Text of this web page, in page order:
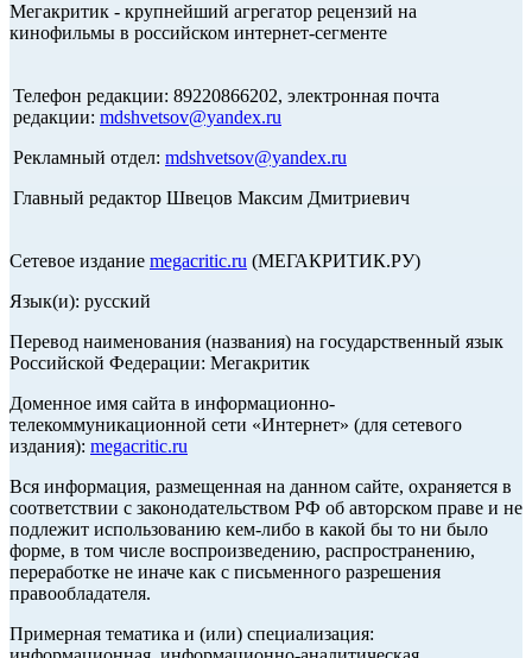
Мегакритик - крупнейший агрегатор рецензий на
кинофильмы в российском интернет-сегменте
Телефон редакции: 89220866202, электронная почта
редакции: mdshvetsov@yandex.ru
Рекламный отдел: mdshvetsov@yandex.ru
Главный редактор Швецов Максим Дмитриевич
Сетевое издание megacritic.ru (МЕГАКРИТИК.РУ)
Язык(и): русский
Перевод наименования (названия) на государственный язык
Российской Федерации: Мегакритик
Доменное имя сайта в информационно-
телекоммуникационной сети «Интернет» (для сетевого
издания): megacritic.ru
Вся информация, размещенная на данном сайте, охраняется в
соответствии с законодательством РФ об авторском праве и не
подлежит использованию кем-либо в какой бы то ни было
форме, в том числе воспроизведению, распространению,
переработке не иначе как с письменного разрешения
правообладателя.
Примерная тематика и (или) специализация: